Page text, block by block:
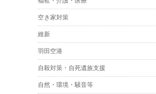
空き家対策
維新
羽田空港
自殺対策・自死遺族支援
自然・環境・騒音等